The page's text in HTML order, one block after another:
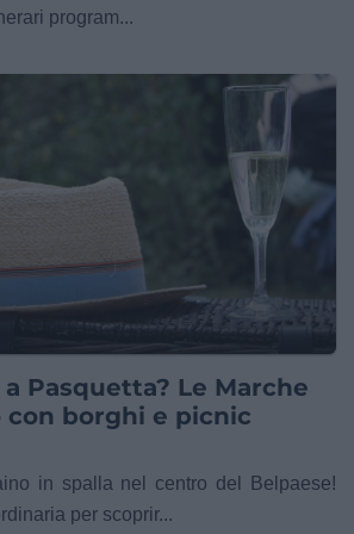
program...
Pasquetta? Le Marche
con borghi e picnic
in spalla nel centro del Belpaese!
per scoprir...